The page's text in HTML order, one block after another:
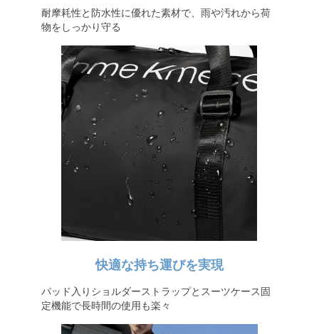
耐摩耗性と防水性に優れた素材で、雨や汚れから荷
物をしっかり守る
快適な持ち運びを実現
パッド入りショルダーストラップとスーツケース固
定機能で長時間の使用も楽々